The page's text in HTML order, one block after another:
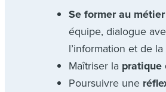
Se former au
équipe, dialogue
l’information et de
Maîtriser la pratique
Poursuivre une